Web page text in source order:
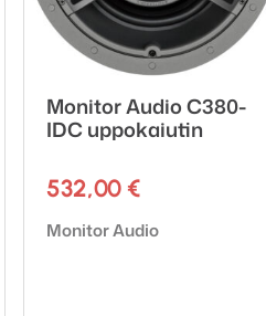
Monitor Audio C380-
IDC uppokaiutin
532,00 €
Tuotemerkki:
Monitor Audio